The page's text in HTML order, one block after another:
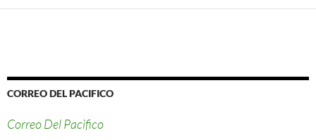
CORREO DEL PACIFICO
Correo Del Pacifico